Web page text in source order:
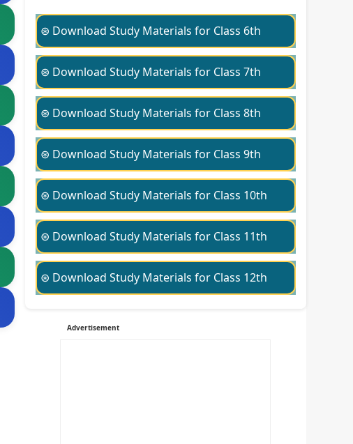
⊛ Download Study Materials for Class 6th
⊛ Download Study Materials for Class 7th
⊛ Download Study Materials for Class 8th
⊛ Download Study Materials for Class 9th
⊛ Download Study Materials for Class 10th
⊛ Download Study Materials for Class 11th
⊛ Download Study Materials for Class 12th
Advertisement